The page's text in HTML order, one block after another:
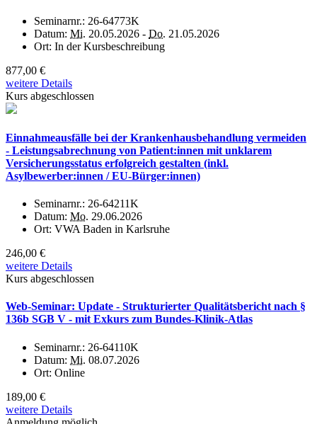
Seminarnr.: 26-64773K
Datum: Mi. 20.05.2026 - Do. 21.05.2026
Ort: In der Kursbeschreibung
877,00 €
weitere Details
Kurs abgeschlossen
Einnahmeausfälle bei der Krankenhausbehandlung vermeiden
- Leistungsabrechnung von Patient:innen mit unklarem
Versicherungsstatus erfolgreich gestalten (inkl.
Asylbewerber:innen / EU-Bürger:innen)
Seminarnr.: 26-64211K
Datum: Mo. 29.06.2026
Ort: VWA Baden in Karlsruhe
246,00 €
weitere Details
Kurs abgeschlossen
Web-Seminar: Update - Strukturierter Qualitätsbericht nach §
136b SGB V - mit Exkurs zum Bundes-Klinik-Atlas
Seminarnr.: 26-64110K
Datum: Mi. 08.07.2026
Ort: Online
189,00 €
weitere Details